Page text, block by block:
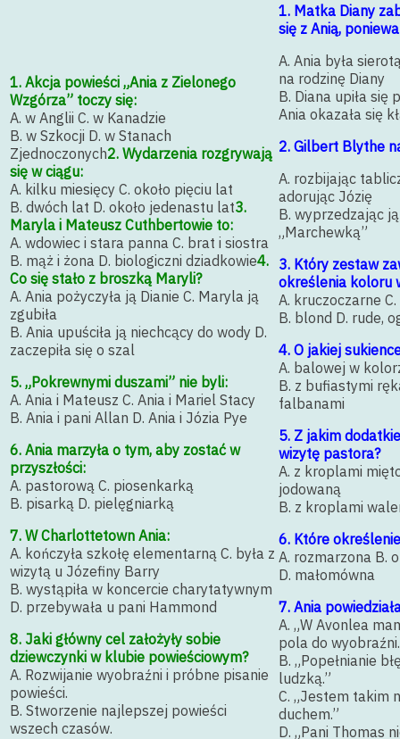
1. Akcja powieści „Ania z Zielonego
Wzgórza” toczy się:
A. w Anglii C. w Kanadzie
B. w Szkocji D. w Stanach
Zjednoczonych2. Wydarzenia rozgrywają
się w ciągu:
A. kilku miesięcy C. około pięciu lat
B. dwóch lat D. około jedenastu lat3.
Maryla i Mateusz Cuthbertowie to:
A. wdowiec i stara panna C. brat i siostra
B. mąż i żona D. biologiczni dziadkowie4.
Co się stało z broszką Maryli?
A. Ania pożyczyła ją Dianie C. Maryla ją
zgubiła
B. Ania upuściła ją niechcący do wody D.
zaczepiła się o szal
5. „Pokrewnymi duszami” nie byli:
A. Ania i Mateusz C. Ania i Mariel Stacy
B. Ania i pani Allan D. Ania i Józia Pye
6. Ania marzyła o tym, aby zostać w
przyszłości:
A. pastorową C. piosenkarką
B. pisarką D. pielęgniarką
7. W Charlottetown Ania:
A. kończyła szkołę elementarną C. była z
wizytą u Józefiny Barry
B. wystąpiła w koncercie charytatywnym
D. przebywała u pani Hammond
8. Jaki główny cel założyły sobie
dziewczynki w klubie powieściowym?
A. Rozwijanie wyobraźni i próbne pisanie
powieści.
B. Stworzenie najlepszej powieści
wszech czasów.
1. Matka Diany
się z Anią,
A. Ania była
na rodzinę Diany
B. Diana upiła się
Ania okazała się
2. Gilbert Blythe
A. rozbijając
adorując Józię
B. wyprzedzając
„Marchewką”
3. Który zestaw
określenia koloru
A. kruczoczarne
B. blond D. rude,
4. O jakiej
A. balowej w
B. z bufiastymi
falbanami
5. Z jakim
wizytę pastora?
A. z kroplami
jodowaną
B. z kroplami
6. Które
A. rozmarzona B.
D. małomówna
7. Ania
A. „W Avonlea
pola do
B. „Popełnianie
ludzką.”
C. „Jestem takim
duchem.”
D. „Pani Thomas